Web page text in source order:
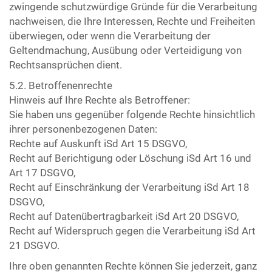
zwingende schutzwürdige Gründe für die Verarbeitung
nachweisen, die Ihre Interessen, Rechte und Freiheiten
überwiegen, oder wenn die Verarbeitung der
Geltendmachung, Ausübung oder Verteidigung von
Rechtsansprüchen dient.
5.2. Betroffenenrechte
Hinweis auf Ihre Rechte als Betroffener:
Sie haben uns gegenüber folgende Rechte hinsichtlich
ihrer personenbezogenen Daten:
Rechte auf Auskunft iSd Art 15 DSGVO,
Recht auf Berichtigung oder Löschung iSd Art 16 und
Art 17 DSGVO,
Recht auf Einschränkung der Verarbeitung iSd Art 18
DSGVO,
Recht auf Datenübertragbarkeit iSd Art 20 DSGVO,
Recht auf Widerspruch gegen die Verarbeitung iSd Art
21 DSGVO.
Ihre oben genannten Rechte können Sie jederzeit, ganz